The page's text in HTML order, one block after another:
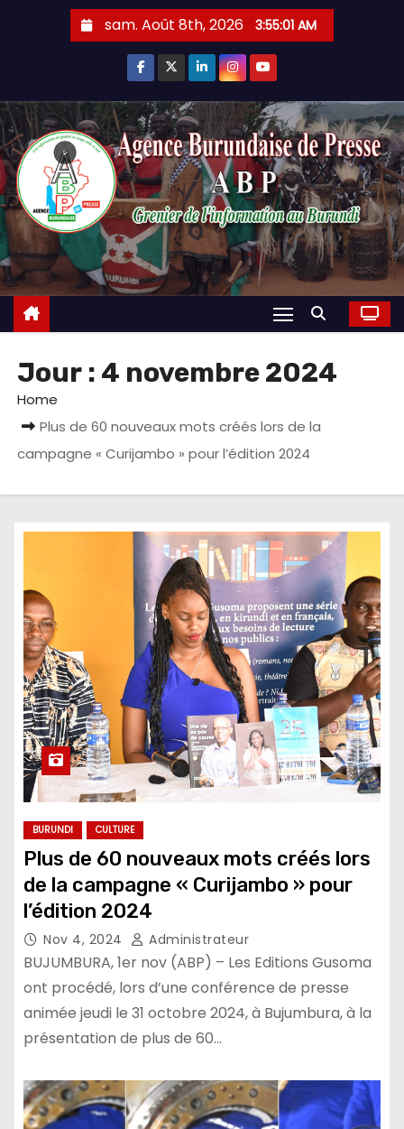
sam. Août 8th, 2026 3:55:02 AM
Jour : 4 novembre 2024
Home
Plus de 60 nouveaux mots créés lors de la
campagne « Curijambo » pour l’édition 2024
BURUNDI CULTURE
Plus de 60 nouveaux mots créés lors
de la campagne « Curijambo » pour
l’édition 2024
Nov 4, 2024 Administrateur
BUJUMBURA, 1er nov (ABP) – Les Editions Gusoma
ont procédé, lors d’une conférence de presse
animée jeudi le 31 octobre 2024, à Bujumbura, à la
présentation de plus de 60…